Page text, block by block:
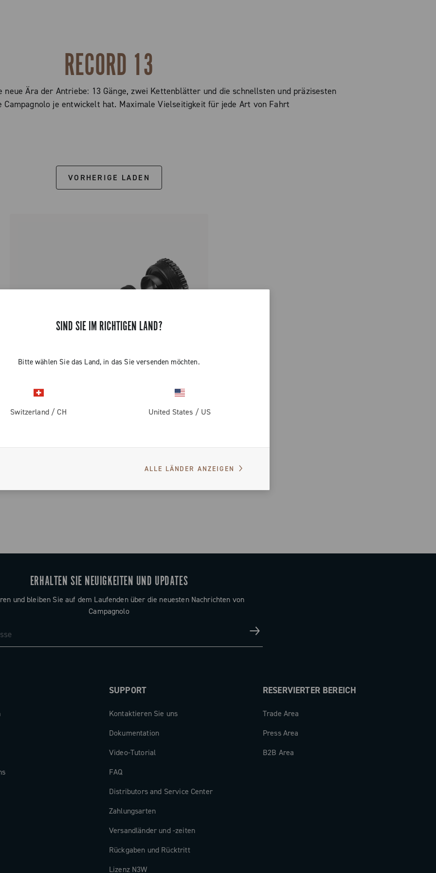
SIND SIE IM RICHTIGEN LAND?
Bitte wählen Sie das Land, in das Sie versenden möchten.
Switzerland / CH United States / US
ALLE LÄNDER ANZEIGEN
RECORD 13
neue Ära der Antriebe: 13 Gänge, zwei Kettenblätter und die schnellsten und präzisesten
Campagnolo je entwickelt hat. Maximale Vielseitigkeit für jede Art von Fahrt
VORHERIGE LADEN
QCK-TECH LAGERSCHALEN
ERHALTEN SIE NEUIGKEITEN UND UPDATES
und bleiben Sie auf dem Laufenden über die neuesten Nachrichten von
Campagnolo
SUPPORT
Kontaktieren Sie uns
Dokumentation
Video-Tutorial
FAQ
Distributors and Service Center
Zahlungsarten
Versandländer und -zeiten
Rückgaben und Rücktritt
Lizenz N3W
RESERVIERTER BEREICH
Trade Area
Press Area
B2B Area